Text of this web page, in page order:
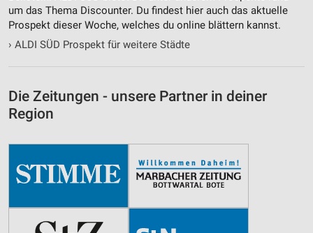
um das Thema Discounter. Du findest hier auch das aktuelle
Prospekt dieser Woche, welches du online blättern kannst.
› ALDI SÜD Prospekt für weitere Städte
Die Zeitungen - unsere Partner in deiner
Region